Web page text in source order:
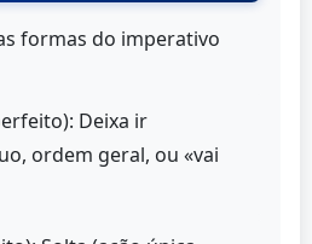
formas do imperativo
Deixa ir
ordem geral, ou «vai